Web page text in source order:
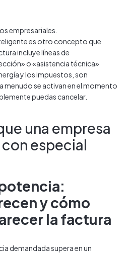
empresariales.
es otro concepto que
incluye líneas de
o «asistencia técnica»
y los impuestos, son
menudo se activan en el momento
puedas cancelar.
una empresa
especial
y cómo
la factura
demandada supera en un